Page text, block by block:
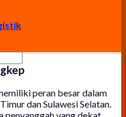
peran besar dalam
dan Sulawesi Selatan.